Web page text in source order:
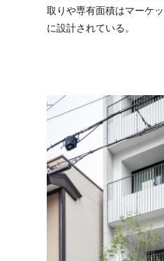
取りや専有面積はマーケ
に設計されている。